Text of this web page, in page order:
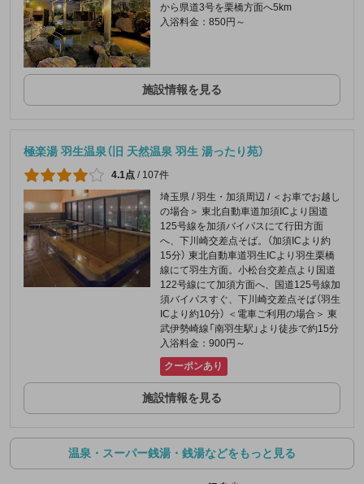
から県道3号を栗橋方面へ5km
入浴料金：850円～
施設情報を見る
極楽湯 羽生温泉（旧 天然温泉 羽生 湯ったり苑）
4.1点 / 107件
埼玉県 / 羽生・加須周辺 / ＜お車でお越し
の場合＞ 東北自動車道加須ICより国道
125号線を加須バイパスにて行田方面
へ、下川崎交差点そば。（加須ICより約
15分） 東北自動車道羽生ICより羽生栗橋
線にて羽生方面。小松台交差点より国道
122号線にて加須方面へ、国道125号線加
須バイパスすぐ、下川崎交差点そば（羽生
ICより約10分） ＜電車ご利用の場合＞ 東
武伊勢崎線「南羽生駅」より徒歩で約15分
入浴料金：900円～
クーポンあり
施設情報を見る
温泉・スーパー銭湯・銭湯などをもっと見る